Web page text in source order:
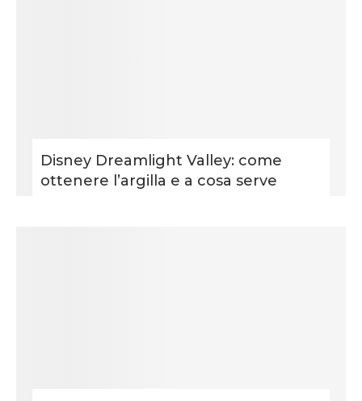
Disney Dreamlight Valley: come
ottenere l’argilla e a cosa serve